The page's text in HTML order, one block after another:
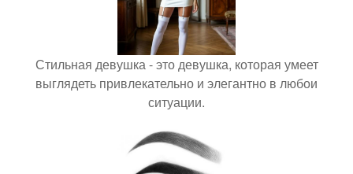
Стильная девушка - это девушка, которая умеет
выглядеть привлекательно и элегантно в любои
ситуации.